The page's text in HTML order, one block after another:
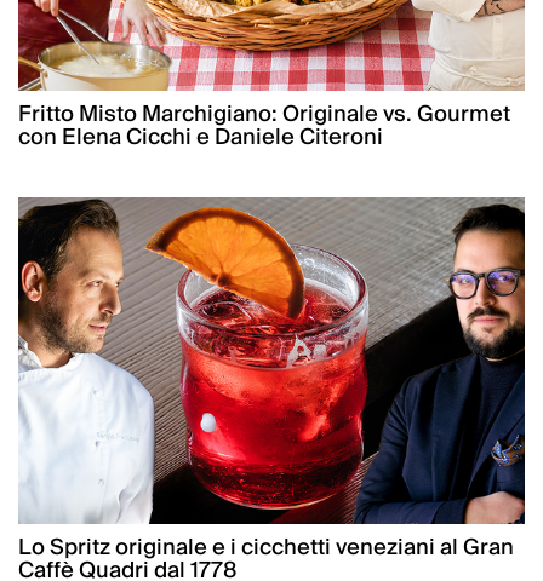
Fritto Misto Marchigiano: Originale vs. Gourmet
con Elena Cicchi e Daniele Citeroni
Lo Spritz originale e i cicchetti veneziani al Gran
Caffè Quadri dal 1778